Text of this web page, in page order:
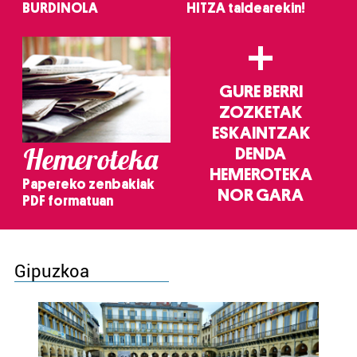
BURDINOLA
HITZA taldearekin!
Hemeroteka
Papereko zenbakiak
PDF formatuan
+
GURE BERRI
ZOZKETAK
ESKAINTZAK
DENDA
HEMEROTEKA
NOR GARA
Gipuzkoa